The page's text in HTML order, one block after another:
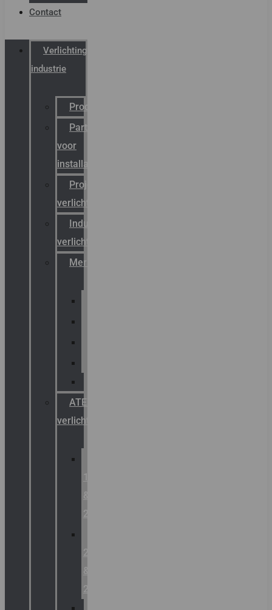
Contact
Verlichting
industrie
Productcatalogus
Partner
voor
installateurs
Projectreferenties
verlichting
Industriële
verlichting
Merken
ATEX
verlichting
1
&
2
21
&
22